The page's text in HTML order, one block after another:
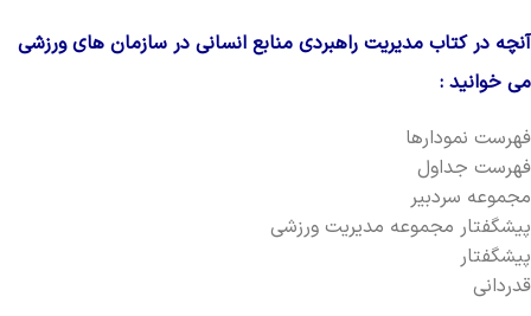
آنچه در کتاب مدیریت راهبردی منابع انسانی در سازمان های ورزشی
می خوانید :
فهرست نمودارها
فهرست جداول
مجموعه سردبیر
پیشگفتار مجموعه مدیریت ورزشی
پیشگفتار
قدردانی